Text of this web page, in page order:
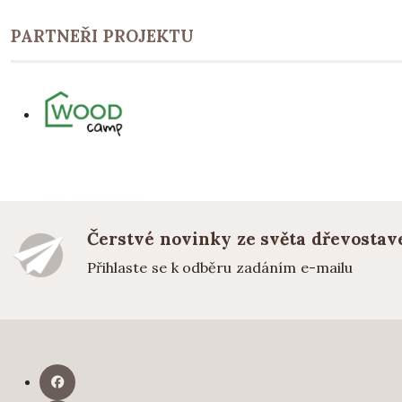
PARTNEŘI PROJEKTU
Čerstvé novinky ze světa
Přihlaste se k odběru zadáním e-mailu